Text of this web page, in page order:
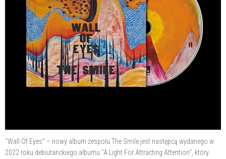
"Wall Of Eyes" – nowy album zespołu The Smile jest następcą wydanego w
2022 roku debiutanckiego albumu "A Light For Attracting Attention", który